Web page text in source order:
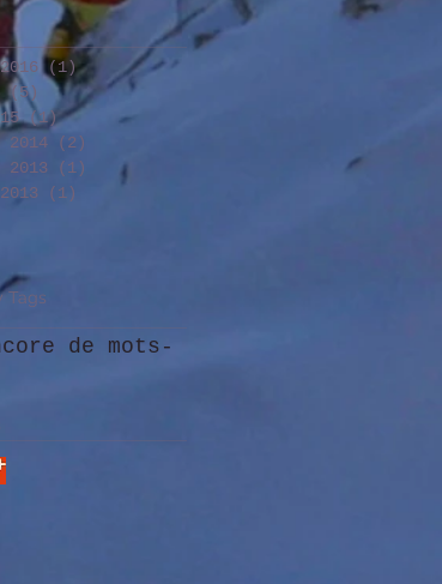
(1)1 post
(5)
5 posts
(1) 1 post
2014
(2)
2013
(1)
1 post
(1)
Tags
de mots-